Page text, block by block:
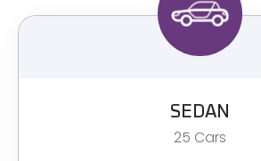
SEDAN
25 Cars